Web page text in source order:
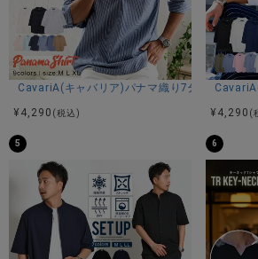
CavariA(キャバリア)パナマ織り7分袖カプリ
¥ 4,290 (税込)
¥ 4,290 (
5 6